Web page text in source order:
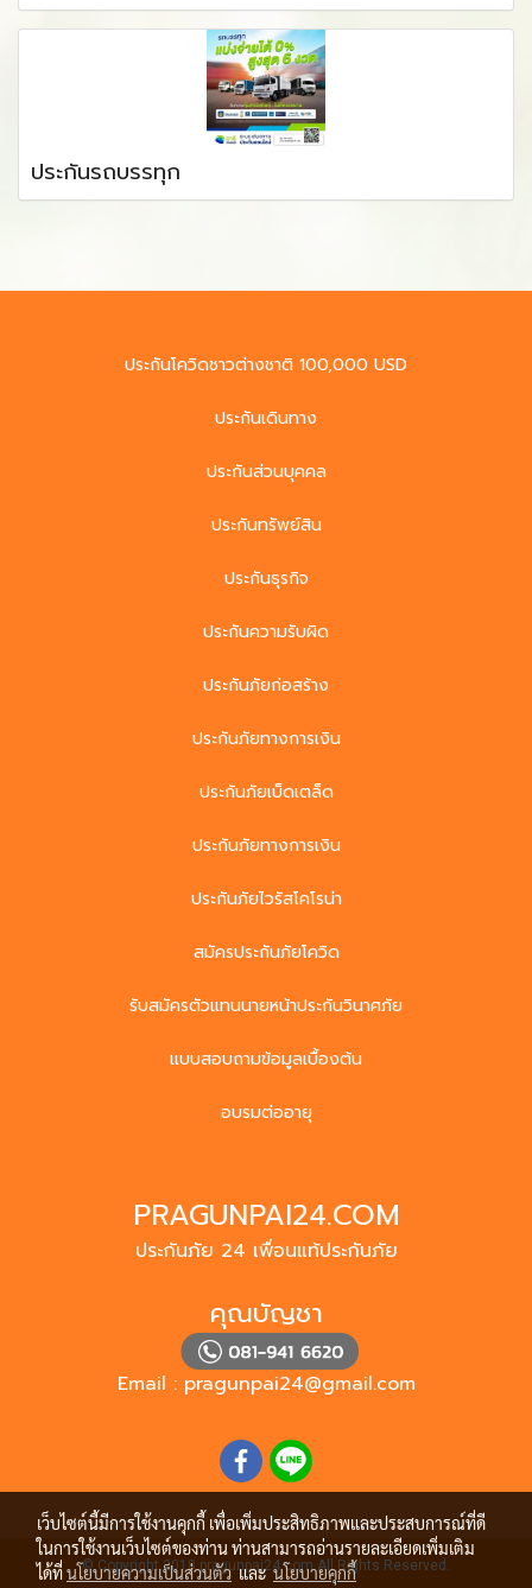
ประกันรถบรรทุก
ประกันโควิดชาวต่างชาติ 100,000 USD
ประกันเดินทาง
ประกันส่วนบุคคล
ประกันทรัพย์สิน
ประกันธุรกิจ
ประกันความรับผิด
ประกันภัยก่อสร้าง
ประกันภัยทางการเงิน
ประกันภัยเบ็ดเตล็ด
ประกันภัยทางการเงิน
ประกันภัยไวรัสโคโรน่า
สมัครประกันภัยโควิด
รับสมัครตัวแทนนายหน้าประกันวินาศภัย
แบบสอบถามข้อมูลเบื้องต้น
อบรมต่ออายุ
PRAGUNPAI24.COM
ประกันภัย 24 เพื่อนแท้ประกันภัย
คุณบัญชา
Email : pragunpai24@gmail.com
© Copyright 2018 pragunpai24.com All Rights Reserved.
เว็บไซต์นี้มีการใช้งานคุกกี้ เพื่อเพิ่มประสิทธิภาพและประสบการณ์ที่ดี
ในการใช้งานเว็บไซต์ของท่าน ท่านสามารถอ่านรายละเอียดเพิ่มเติม
ได้ที่นโยบายความเป็นส่วนตัวและนโยบายคุกกี้